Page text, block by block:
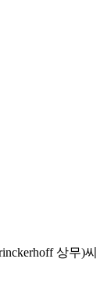
상무)